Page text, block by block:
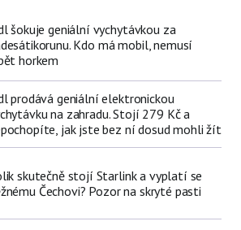
šokuje geniální vychytávkou za
Kdo má mobil, nemusí
horkem
prodává geniální elektronickou
na zahradu. Stojí 279 Kč a
jak jste bez ní dosud mohli žít
skutečně stojí Starlink a vyplatí se
Čechovi? Pozor na skryté pasti